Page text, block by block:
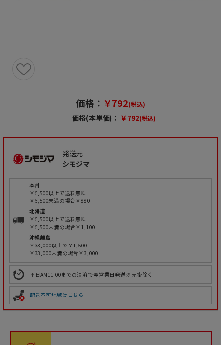
価格： ￥792(税込)
価格(本単価)： ￥792(税込)
発送元
シモジマ
本州
￥5,500以上で送料無料
￥5,500未満の場合￥880
北海道
￥5,500以上で送料無料
￥5,500未満の場合￥1,100
沖縄離島
￥33,000以上で￥1,500
￥33,000未満の場合￥3,000
平日AM11:00までの決済で翌営業日発送※売掛除く
配送不可地域はこちら